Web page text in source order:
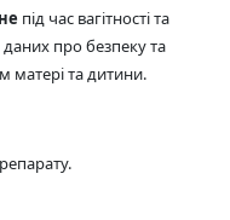
під час вагітності та
про безпеку та
матері та дитини.